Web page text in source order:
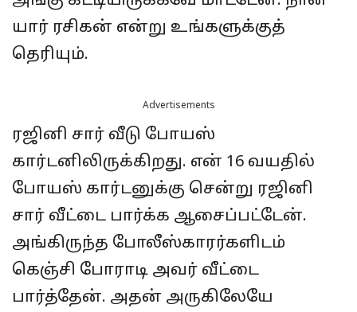
யார் ரசிகன் என்று உங்களுக்குத்
தெரியும்.
Advertisements
ரஜினி சார் வீடு போயஸ்
கார்டனிலிருக்கிறது. என் 16 வயதில்
போயஸ் கார்டனுக்கு சென்று ரஜினி
சார் வீட்டை பார்க்க ஆசைப்பட்டேன்.
அங்கிருந்த போலீஸ்காரர்களிடம்
கெஞ்சி போராடி அவர் வீட்டை
பார்த்தேன். அதன் அருகிலேயே